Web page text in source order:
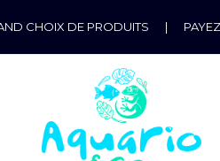
CHOIX DE PRODUITS |